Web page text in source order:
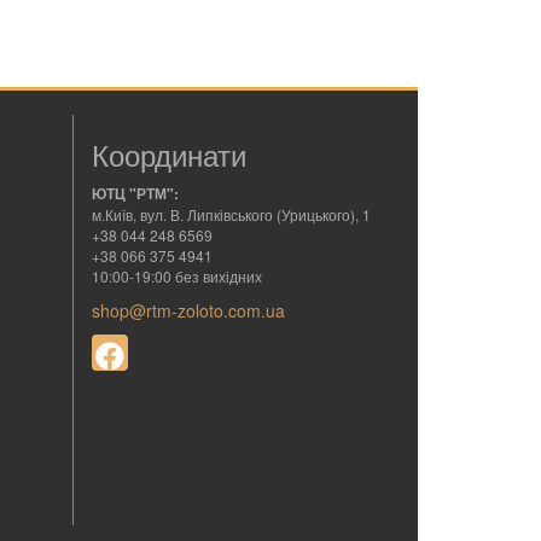
Координати
ЮТЦ "РТМ":
м.Київ, вул. В. Липківського (Урицького), 1
+38 044 248 6569
+38 066 375 4941
10:00-19:00 без вихідних
shop@rtm-zoloto.com.ua